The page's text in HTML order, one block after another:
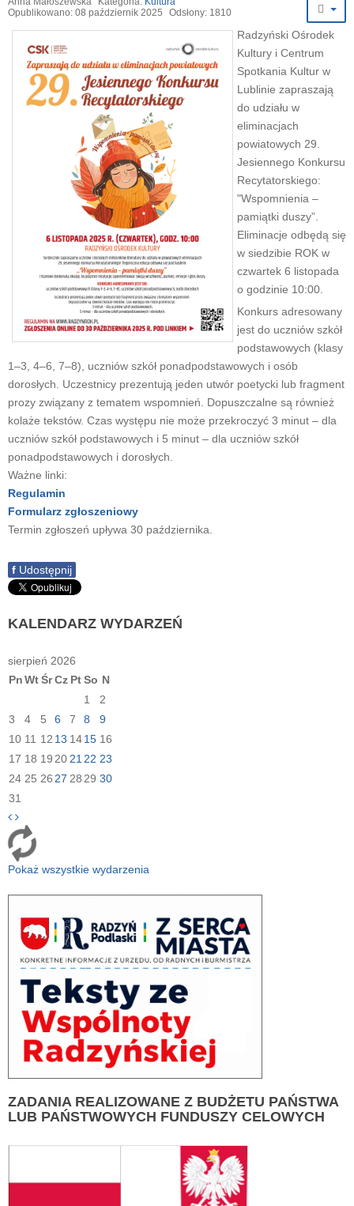
Opublikowano: 08 październik 2025
Odsłony: 1810
Radzyński Ośrodek
Kultury i Centrum
Spotkania Kultur w
Lublinie zapraszają
do udziału w
eliminacjach
powiatowych 29.
Jesiennego Konkursu
Recytatorskiego:
"Wspomnienia –
pamiątki duszy”.
Eliminacje odbędą się
w siedzibie ROK w
czwartek 6 listopada
o godzinie 10:00.
Konkurs adresowany
jest do uczniów szkół
podstawowych (klasy
1–3, 4–6, 7–8), uczniów szkół ponadpodstawowych i osób
dorosłych. Uczestnicy prezentują jeden utwór poetycki lub fragment
prozy związany z tematem wspomnień. Dopuszczalne są również
kolaże tekstów. Czas występu nie może przekroczyć 3 minut – dla
uczniów szkół podstawowych i 5 minut – dla uczniów szkół
ponadpodstawowych i dorosłych.
Ważne linki:
Regulamin
Formularz zgłoszeniowy
Termin zgłoszeń upływa 30 października.
f Udostępnij
KALENDARZ WYDARZEŃ
sierpień 2026
PnWtŚrCz PtSo N
1
2
3
4 5 6 7 8
9
10 11 12 13 1415 16
17 18 19 20 21 22 23
24 25 26 27 28 29 30
31
Pokaż wszystkie wydarzenia
ZADANIA REALIZOWANE Z BUDŻETU PAŃSTWA
LUB PAŃSTWOWYCH FUNDUSZY CELOWYCH